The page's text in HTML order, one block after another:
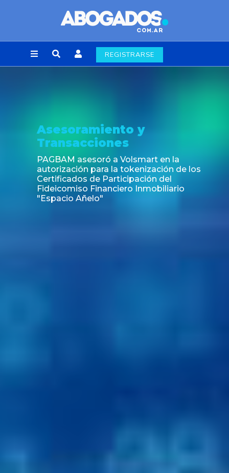
REGISTRARSE
y
asesoró a Volsmart en la
para la tokenización de los
de Participación del
Financiero Inmobiliario
Añelo"